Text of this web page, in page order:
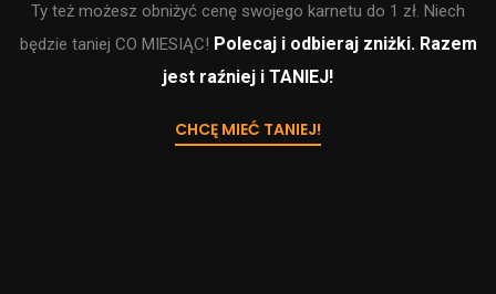
Ty też możesz obniżyć cenę swojego karnetu do 1 zł. Niech
będzie taniej CO MIESIĄC! Polecaj i odbieraj zniżki. Razem
jest raźniej i TANIEJ!
CHCĘ MIEĆ TANIEJ!